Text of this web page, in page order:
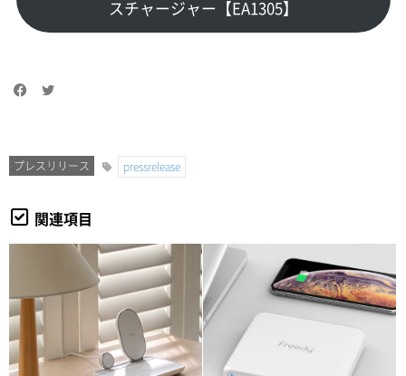
スチャージャー【EA1305】
プレスリリース pressrelease
関連項目